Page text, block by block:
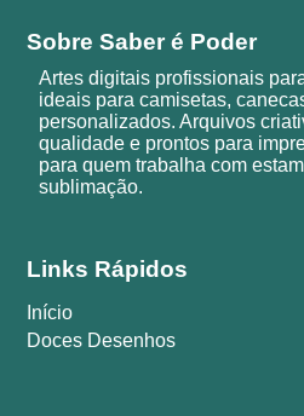
Sobre Saber é Poder
Artes digitais profissionais
ideais para camisetas,
personalizados. Arquivos
qualidade e prontos para
para quem trabalha com
sublimação.
Links Rápidos
Início
Doces Desenhos